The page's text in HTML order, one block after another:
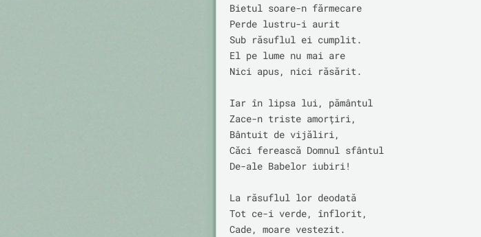
Bietul soare-n fărmecare
Perde lustru-i aurit
Sub răsuflul ei cumplit.
El pe lume nu mai are
Nici apus, nici răsărit.
Iar în lipsa lui, pământul
Zace-n triste amorțiri,
Bântuit de vijăliri,
Căci ferească Domnul sfântul
De-ale Babelor iubiri!
La răsuflul lor deodată
Tot ce-i verde, înflorit,
Cade, moare vestezit.